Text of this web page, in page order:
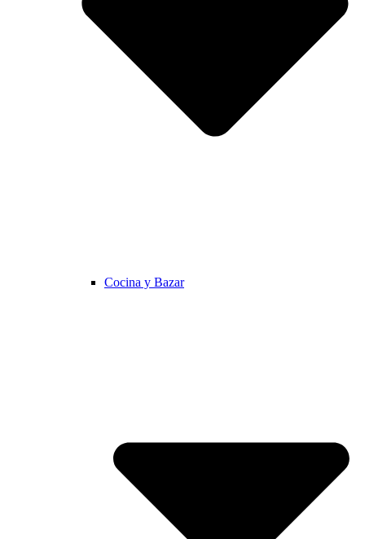
Cocina y Bazar